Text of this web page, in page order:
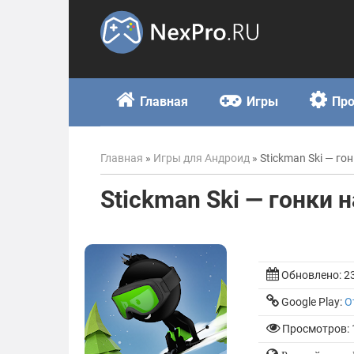
Главная Игры
Главная » Игры для Андроид » Stickman Ski —
Stickman Ski — гонки
Обновлено:
Google Play:
Просмотров: